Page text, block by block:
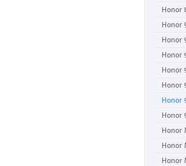
Honor
Honor
Honor
Honor
Honor
Honor
Honor
Honor
Honor
Honor
Honor